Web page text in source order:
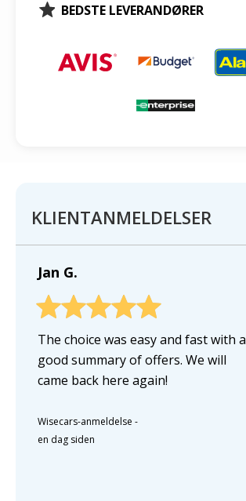
BEDSTE LEVERANDØRER
KLIENTANMELDELSER
Jan G.
The choice was easy and fast with a
good summary of offers. We will
came back here again!
Wisecars-anmeldelse -
en dag siden